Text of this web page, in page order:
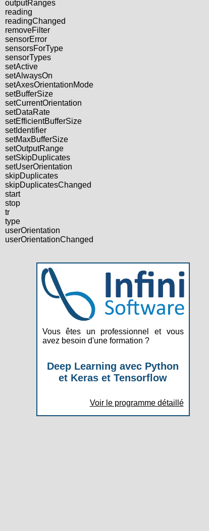
outputRanges
reading
readingChanged
removeFilter
sensorError
sensorsForType
sensorTypes
setActive
setAlwaysOn
setAxesOrientationMode
setBufferSize
setCurrentOrientation
setDataRate
setEfficientBufferSize
setIdentifier
setMaxBufferSize
setOutputRange
setSkipDuplicates
setUserOrientation
skipDuplicates
skipDuplicatesChanged
start
stop
tr
type
userOrientation
userOrientationChanged
Vous êtes un professionnel et vous
avez besoin d'une formation ?
Deep Learning avec Python
et Keras et Tensorflow
Voir le programme détaillé